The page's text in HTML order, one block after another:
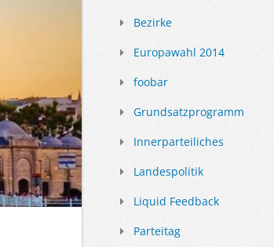
Bezirke
Europawahl 2014
foobar
Grundsatzprogramm
Innerparteiliches
Landespolitik
Liquid Feedback
Parteitag